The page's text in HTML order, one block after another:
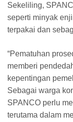
Sekeliling,
seperti minyak
terpakai dan
“Pematuhan
memberi
kepentingan
Sebagai warga
SPANCO perlu
terutama dalam